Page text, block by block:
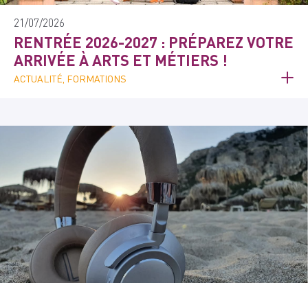
21/07/2026
RENTRÉE 2026-2027 : PRÉPAREZ VOTRE
ARRIVÉE À ARTS ET MÉTIERS !
ACTUALITÉ, FORMATIONS